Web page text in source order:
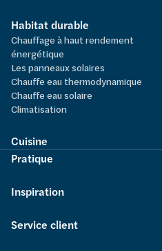
Habitat durable
Chauffage à haut rendement
énergétique
Les panneaux solaires
Chauffe eau thermodynamique
Chauffe eau solaire
Climatisation
Cuisine
Pratique
Inspiration
Service client